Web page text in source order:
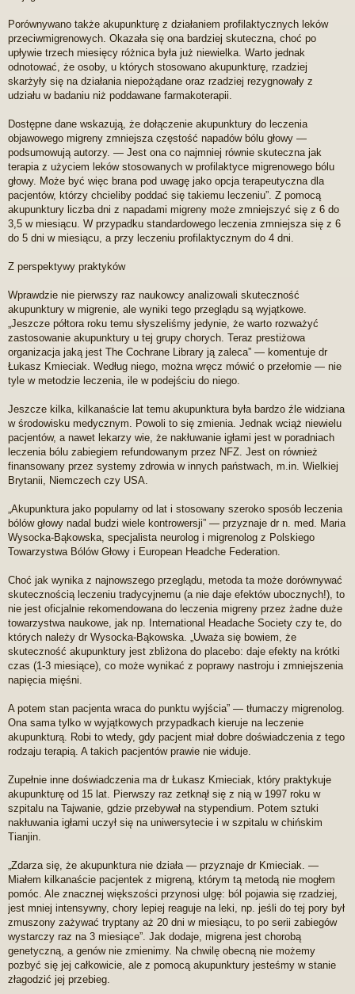
Porównywano także akupunkturę z działaniem profilaktycznych leków
przeciwmigrenowych. Okazała się ona bardziej skuteczna, choć po
upływie trzech miesięcy różnica była już niewielka. Warto jednak
odnotować, że osoby, u których stosowano akupunkturę, rzadziej
skarżyły się na działania niepożądane oraz rzadziej rezygnowały z
udziału w badaniu niż poddawane farmakoterapii.
Dostępne dane wskazują, że dołączenie akupunktury do leczenia
objawowego migreny zmniejsza częstość napadów bólu głowy —
podsumowują autorzy. — Jest ona co najmniej równie skuteczna jak
terapia z użyciem leków stosowanych w profilaktyce migrenowego bólu
głowy. Może być więc brana pod uwagę jako opcja terapeutyczna dla
pacjentów, którzy chcieliby poddać się takiemu leczeniu”. Z pomocą
akupunktury liczba dni z napadami migreny może zmniejszyć się z 6 do
3,5 w miesiącu. W przypadku standardowego leczenia zmniejsza się z 6
do 5 dni w miesiącu, a przy leczeniu profilaktycznym do 4 dni.
Z perspektywy praktyków
Wprawdzie nie pierwszy raz naukowcy analizowali skuteczność
akupunktury w migrenie, ale wyniki tego przeglądu są wyjątkowe.
„Jeszcze półtora roku temu słyszeliśmy jedynie, że warto rozważyć
zastosowanie akupunktury u tej grupy chorych. Teraz prestiżowa
organizacja jaką jest The Cochrane Library ją zaleca” — komentuje dr
Łukasz Kmieciak. Według niego, można wręcz mówić o przełomie — nie
tyle w metodzie leczenia, ile w podejściu do niego.
Jeszcze kilka, kilkanaście lat temu akupunktura była bardzo źle widziana
w środowisku medycznym. Powoli to się zmienia. Jednak wciąż niewielu
pacjentów, a nawet lekarzy wie, że nakłuwanie igłami jest w poradniach
leczenia bólu zabiegiem refundowanym przez NFZ. Jest on również
finansowany przez systemy zdrowia w innych państwach, m.in. Wielkiej
Brytanii, Niemczech czy USA.
„Akupunktura jako popularny od lat i stosowany szeroko sposób leczenia
bólów głowy nadal budzi wiele kontrowersji” — przyznaje dr n. med. Maria
Wysocka-Bąkowska, specjalista neurolog i migrenolog z Polskiego
Towarzystwa Bólów Głowy i European Headche Federation.
Choć jak wynika z najnowszego przeglądu, metoda ta może dorównywać
skutecznością leczeniu tradycyjnemu (a nie daje efektów ubocznych!), to
nie jest oficjalnie rekomendowana do leczenia migreny przez żadne duże
towarzystwa naukowe, jak np. International Headache Society czy te, do
których należy dr Wysocka-Bąkowska. „Uważa się bowiem, że
skuteczność akupunktury jest zbliżona do placebo: daje efekty na krótki
czas (1-3 miesiące), co może wynikać z poprawy nastroju i zmniejszenia
napięcia mięśni.
A potem stan pacjenta wraca do punktu wyjścia” — tłumaczy migrenolog.
Ona sama tylko w wyjątkowych przypadkach kieruje na leczenie
akupunkturą. Robi to wtedy, gdy pacjent miał dobre doświadczenia z tego
rodzaju terapią. A takich pacjentów prawie nie widuje.
Zupełnie inne doświadczenia ma dr Łukasz Kmieciak, który praktykuje
akupunkturę od 15 lat. Pierwszy raz zetknął się z nią w 1997 roku w
szpitalu na Tajwanie, gdzie przebywał na stypendium. Potem sztuki
nakłuwania igłami uczył się na uniwersytecie i w szpitalu w chińskim
Tianjin.
„Zdarza się, że akupunktura nie działa — przyznaje dr Kmieciak. —
Miałem kilkanaście pacjentek z migreną, którym tą metodą nie mogłem
pomóc. Ale znacznej większości przynosi ulgę: ból pojawia się rzadziej,
jest mniej intensywny, chory lepiej reaguje na leki, np. jeśli do tej pory był
zmuszony zażywać tryptany aż 20 dni w miesiącu, to po serii zabiegów
wystarczy raz na 3 miesiące”. Jak dodaje, migrena jest chorobą
genetyczną, a genów nie zmienimy. Na chwilę obecną nie możemy
pozbyć się jej całkowicie, ale z pomocą akupunktury jesteśmy w stanie
złagodzić jej przebieg.